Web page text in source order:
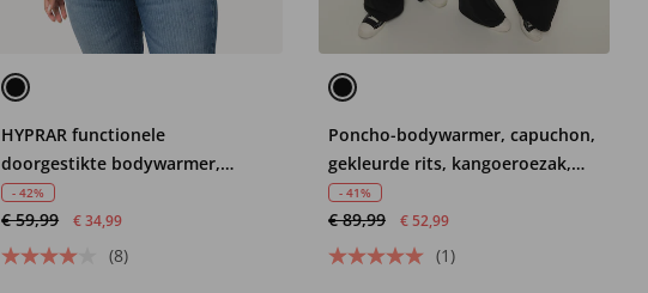
HYPRAR functionele
doorgestikte bodywarmer,
waterafstotend, ritszakken
- 42%
€ 59,99 € 34,99
(8)
Poncho-bodywarmer, capuchon,
gekleurde rits, kangoeroezak,
unisex
- 41%
€ 89,99 € 52,99
(1)